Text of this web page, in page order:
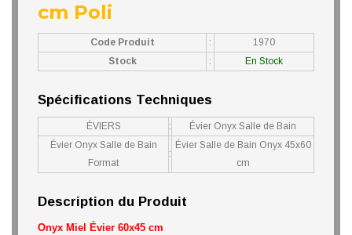
cm Poli
Code Produit :
1970
Stock
: En Stock
Spécifications Techniques
ÉVIERS :
Évier Onyx Salle de Bain
Évier Onyx Salle de Bain
Format
:
Évier Salle de Bain Onyx 45x60
cm
Description du Produit
Onyx Miel Évier 60x45 cm